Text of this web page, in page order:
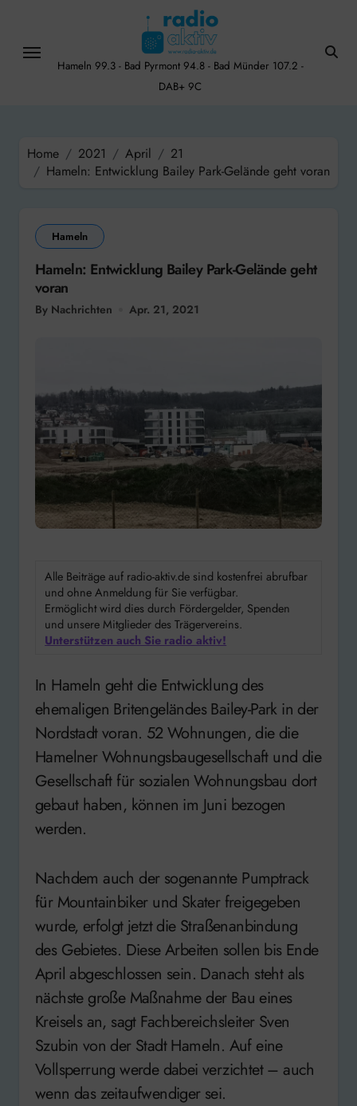
content
Hameln 99.3 - Bad Pyrmont 94.8 - Bad Münder 107.2 -
DAB+ 9C
Home 2021 April
21
Hameln: Entwicklung Bailey Park-Gelände geht voran
Hameln
Hameln: Entwicklung Bailey Park-Gelände geht
voran
By Nachrichten Apr. 21, 2021
Alle Beiträge auf radio-aktiv.de sind kostenfrei abrufbar
und ohne Anmeldung für Sie verfügbar.
Ermöglicht wird dies durch Fördergelder, Spenden
und unsere Mitglieder des Trägervereins.
Unterstützen auch Sie radio aktiv!
In Hameln geht die Entwicklung des
ehemaligen Britengeländes Bailey-Park in der
Nordstadt voran. 52 Wohnungen, die die
Hamelner Wohnungsbaugesellschaft und die
Gesellschaft für sozialen Wohnungsbau dort
gebaut haben, können im Juni bezogen
werden.
Nachdem auch der sogenannte Pumptrack
für Mountainbiker und Skater freigegeben
wurde, erfolgt jetzt die Straßenanbindung
des Gebietes. Diese Arbeiten sollen bis Ende
April abgeschlossen sein. Danach steht als
nächste große Maßnahme der Bau eines
Kreisels an, sagt Fachbereichsleiter Sven
Szubin von der Stadt Hameln. Auf eine
Vollsperrung werde dabei verzichtet – auch
wenn das zeitaufwendiger sei.